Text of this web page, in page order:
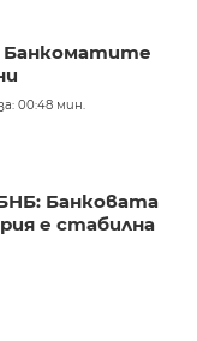
Банкоматите
00:48 мин.
Банковата
е стабилна